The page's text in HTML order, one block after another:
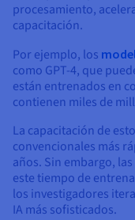
procesamiento,
capacitación.
Por ejemplo, los
como GPT-4, que
están entrenados en
contienen miles de
La capacitación de
convencionales más
años. Sin embargo,
este tiempo de
los investigadores
IA más sofisticados.